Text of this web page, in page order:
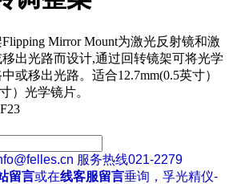
Mirror Mount为激光反射镜和激
出光路而设计,通过回转镜架可将光学
或移出光路。适合12.7mm(0.5英寸）
）光学镜片。
服务热线021-2279
留言或在线客服留言垂询，孚光精仪-